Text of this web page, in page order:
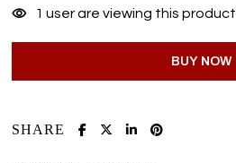
1 user are viewing this product
BUY NOW
SHARE